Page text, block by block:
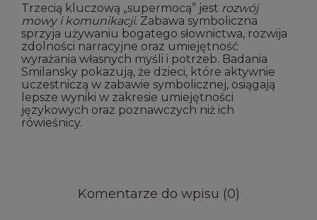
Trzecią kluczową „supermocą” jest rozwój
mowy i komunikacji. Zabawa symboliczna
sprzyja używaniu bogatego słownictwa, rozwija
zdolności narracyjne oraz umiejętność
wyrażania własnych myśli i potrzeb. Badania
Smilansky pokazują, że dzieci, które aktywnie
uczestniczą w zabawie symbolicznej, osiągają
lepsze wyniki w zakresie umiejętności
językowych oraz poznawczych niż ich
rówieśnicy.
Komentarze do wpisu (0)